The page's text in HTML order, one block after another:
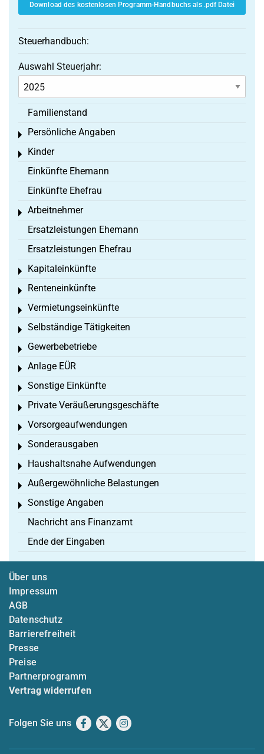
Download des kostenlosen Programm-Handbuchs als .pdf Datei
Steuerhandbuch:
Auswahl Steuerjahr:
Familienstand
Persönliche Angaben
Toggle menu
Kinder
Toggle menu
Einkünfte Ehemann
Einkünfte Ehefrau
Arbeitnehmer
Toggle menu
Ersatzleistungen Ehemann
Ersatzleistungen Ehefrau
Kapitaleinkünfte
Toggle menu
Renteneinkünfte
Toggle menu
Vermietungseinkünfte
Toggle menu
Selbständige Tätigkeiten
Toggle menu
Gewerbebetriebe
Toggle menu
Anlage EÜR
Toggle menu
Sonstige Einkünfte
Toggle menu
Private Veräußerungsgeschäfte
Toggle menu
Vorsorgeaufwendungen
Toggle menu
Sonderausgaben
Toggle menu
Haushaltsnahe Aufwendungen
Toggle menu
Außergewöhnliche Belastungen
Toggle menu
Sonstige Angaben
Toggle menu
Nachricht ans Finanzamt
Ende der Eingaben
Über uns
Impressum
AGB
Datenschutz
Barrierefreiheit
Presse
Preise
Partnerprogramm
Vertrag widerrufen
Folgen Sie uns Facebook
X Instagram